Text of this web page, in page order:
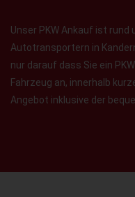
Unser PKW Ankauf ist rund
Autotransportern in
nur darauf dass Sie ein
Fahrzeug an, innerhalb
Angebot inklusive der